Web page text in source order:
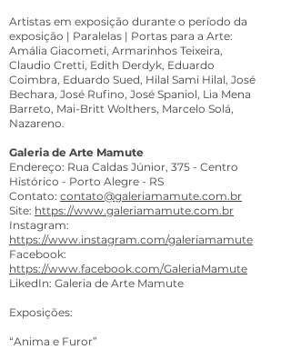
Artistas em exposição durante o período da
exposição | Paralelas | Portas para a Arte:
Amália Giacometi, Armarinhos Teixeira,
Claudio Cretti, Edith Derdyk, Eduardo
Coimbra, Eduardo Sued, Hilal Sami Hilal, José
Bechara, José Rufino, José Spaniol, Lia Mena
Barreto, Mai-Britt Wolthers, Marcelo Solá,
Nazareno.
Galeria de Arte Mamute
Endereço: Rua Caldas Júnior, 375 - Centro
Histórico - Porto Alegre - RS
Contato: contato@galeriamamute.com.br
Site: https://www.galeriamamute.com.br
Instagram:
https://www.instagram.com/galeriamamute
Facebook:
https://www.facebook.com/GaleriaMamute
LikedIn: Galeria de Arte Mamute
Exposições:
“Anima e Furor”